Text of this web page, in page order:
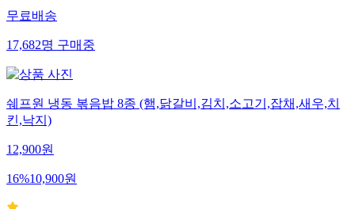
무료배송
17,682명 구매중
쉐프원 냉동 볶음밥 8종 (햄,닭갈비,김치,소고기,잡채,새우,치
킨,낙지)
12,900원
16%10,900원